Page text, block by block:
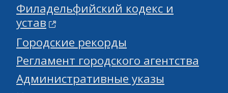
Филадельфийский кодекс и
устав
Городские рекорды
Регламент городского агентства
Административные указы